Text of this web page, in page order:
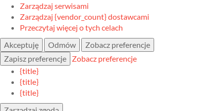
Zarządzaj serwisami
Zarządzaj {vendor_count} dostawcami
Przeczytaj więcej o tych celach
Akceptuję
Odmów
Zobacz preferencje
Zapisz preferencje
Zobacz preferencje
{title}
{title}
{title}